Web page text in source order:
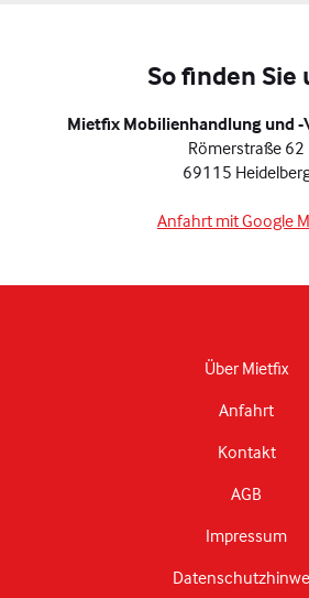
So finden Sie
Mietfix Mobilienhandlung und -
Römerstraße 62
69115
Anfahrt mit Google
Über Mietfix
Anfahrt
Kontakt
AGB
Impressum